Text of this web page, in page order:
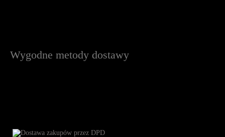
Wygodne metody dostawy